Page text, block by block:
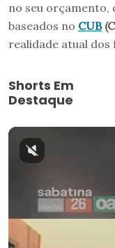
no seu orçamento,
baseados no CUB
realidade atual
Shorts Em
Destaque